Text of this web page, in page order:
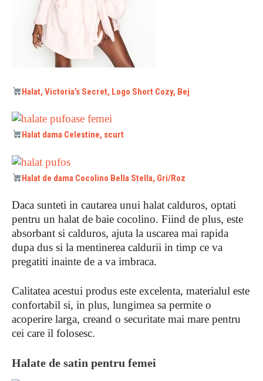
Halat, Victoria’s Secret, Logo Short Cozy, Bej
Halat dama Celestine, scurt
Halat de dama Cocolino Bella Stella, Gri/Roz
Daca sunteti in cautarea unui halat calduros, optati
pentru un halat de baie cocolino. Fiind de plus, este
absorbant si calduros, ajuta la uscarea mai rapida
dupa dus si la mentinerea caldurii in timp ce va
pregatiti inainte de a va imbraca.
Calitatea acestui produs este excelenta, materialul este
confortabil si, in plus, lungimea sa permite o
acoperire larga, creand o securitate mai mare pentru
cei care il folosesc.
Halate de satin pentru femei